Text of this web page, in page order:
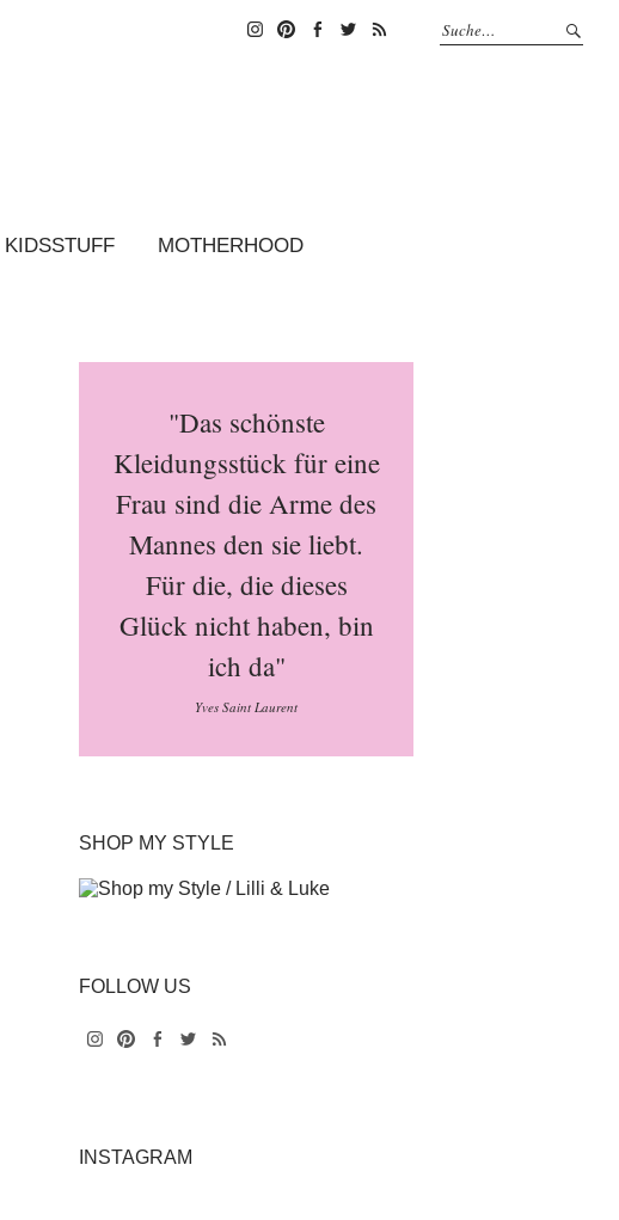
KIDSSTUFF MOTHERHOOD
"Das schönste
Kleidungsstück für eine
Frau sind die Arme des
Mannes den sie liebt.
Für die, die dieses
Glück nicht haben, bin
ich da"
Yves Saint Laurent
SHOP MY STYLE
FOLLOW US
INSTAGRAM